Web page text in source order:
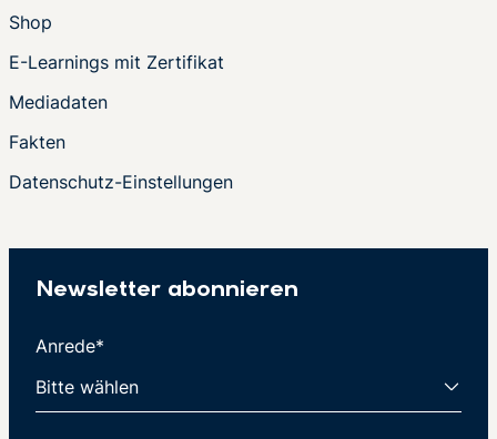
Shop
E-Learnings mit Zertifikat
Mediadaten
Fakten
Datenschutz-Einstellungen
Newsletter abonnieren
Anrede*